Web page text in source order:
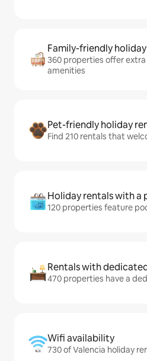
Family-friendly
360 properties offer
amenities
Pet-friendly holiday
Find 210 rentals that
Holiday rentals with a
120 properties feature
Rentals with
470 properties have a
Wifi availability
730 of Valencia holiday